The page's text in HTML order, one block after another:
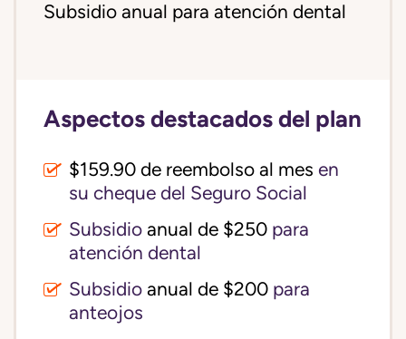
Subsidio anual para atención dental
Aspectos destacados del plan
$159.90 de reembolso al mes en
su cheque del Seguro Social
Subsidio anual de $250 para
atención dental
Subsidio anual de $200 para
anteojos